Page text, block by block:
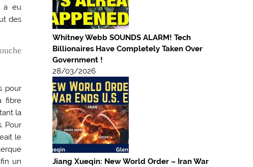
a eu
des
pour
fibre
la
Pour
le
un
Whitney Webb SOUNDS ALARM! Tech
Billionaires Have Completely Taken Over
Government !
28/03/2026
Jiang Xueqin: New World Order – Iran War